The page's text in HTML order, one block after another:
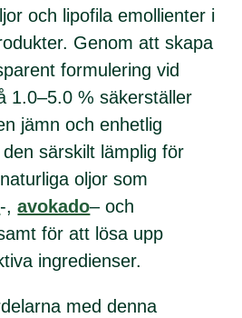
och lipofila emollienter i
Genom att skapa
formulering vid
1.0–5.0 % säkerställer
jämn och enhetlig
särskilt lämplig för
oljor som
-,avokado– och
för att lösa upp
ingredienser.
med denna